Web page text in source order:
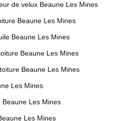
de velux Beaune Les Mines
Beaune Les Mines
Beaune Les Mines
Beaune Les Mines
Beaune Les Mines
Les Mines
Beaune Les Mines
Les Mines